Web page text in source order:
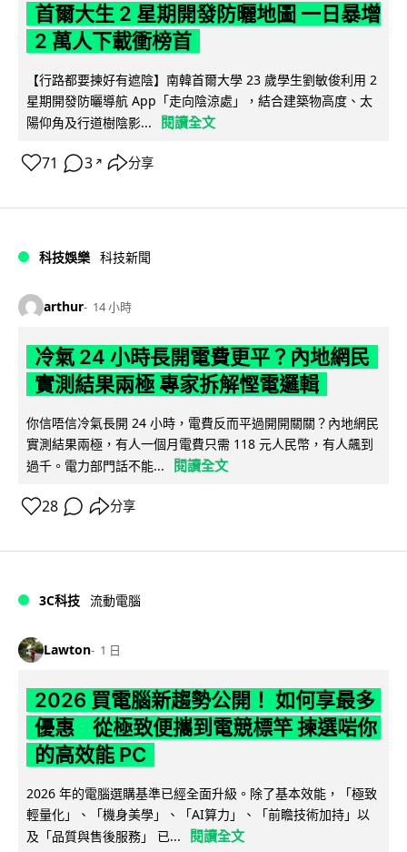
首爾大生 2 星期開發防曬地圖 一日暴增
2 萬人下載衝榜首
【行路都要揀好有遮陰】南韓首爾大學 23 歲學生劉敏俊利用 2
星期開發防曬導航 App「走向陰涼處」，結合建築物高度、太
陽仰角及行道樹陰影...
閱讀全文
71 3 ↗ 分享
科技娛樂 科技新聞
arthur 14 小時
冷氣 24 小時長開電費更平？內地網民
實測結果兩極 專家拆解慳電邏輯
你信唔信冷氣長開 24 小時，電費反而平過開開關關？內地網民
實測結果兩極，有人一個月電費只需 118 元人民幣，有人飆到
過千。電力部門話不能...
閱讀全文
28 分享
3C科技 流動電腦
Lawton 1 日
2026 買電腦新趨勢公開！ 如何享最多
優惠 從極致便攜到電競標竿 揀選啱你
的高效能 PC
2026 年的電腦選購基準已經全面升級。除了基本效能，「極致
輕量化」、「機身美學」、「AI算力」、「前瞻技術加持」以
及「品質與售後服務」 已...
閱讀全文